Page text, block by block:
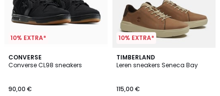
10% EXTRA*
CONVERSE
Converse CL98 sneakers
90,00 €
4,3
/ 5
10% EXTRA*
TIMBERLAND
Leren sneakers Seneca Bay
115,00 €
5
/